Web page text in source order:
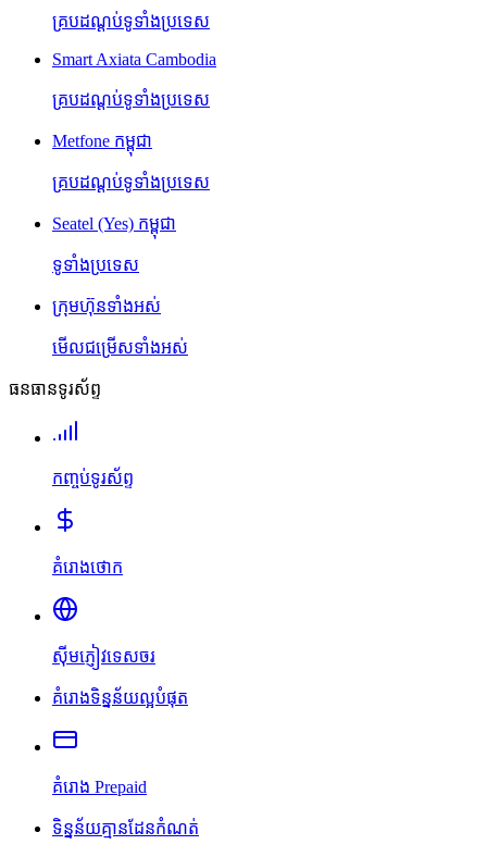
គ្របដណ្តប់ទូទាំងប្រទេស
Smart Axiata Cambodia
គ្របដណ្តប់ទូទាំងប្រទេស
Metfone កម្ពុជា
គ្របដណ្តប់ទូទាំងប្រទេស
Seatel (Yes) កម្ពុជា
ទូទាំងប្រទេស
ក្រុមហ៊ុនទាំងអស់
មើលជម្រើសទាំងអស់
ធនធានទូរស័ព្ទ
កញ្ចប់ទូរស័ព្ទ
គំរោងថោក
ស៊ីមភ្ញៀវទេសចរ
គំរោងទិន្នន័យល្អបំផុត
គំរោង Prepaid
ទិន្នន័យគ្មានដែនកំណត់